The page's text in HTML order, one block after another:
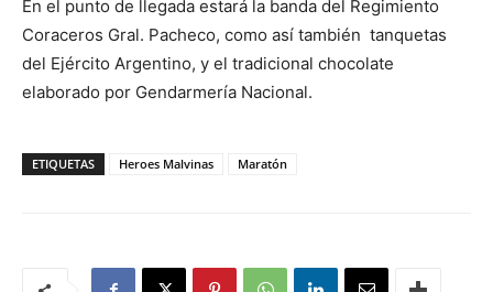
En el punto de llegada estará la banda del Regimiento
Coraceros Gral. Pacheco, como así también tanquetas
del Ejército Argentino, y el tradicional chocolate
elaborado por Gendarmería Nacional.
ETIQUETAS Heroes Malvinas Maratón